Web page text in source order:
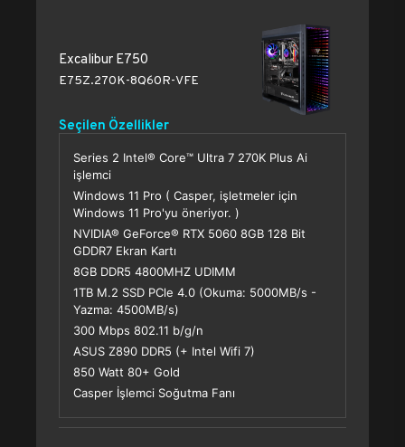
Excalibur E750
E75Z.270K-8Q60R-VFE
Seçilen Özellikler
Series 2 Intel® Core™ Ultra 7 270K Plus Ai
işlemci
Windows 11 Pro ( Casper, işletmeler için
Windows 11 Pro'yu öneriyor. )
NVIDIA® GeForce® RTX 5060 8GB 128 Bit
GDDR7 Ekran Kartı
8GB DDR5 4800MHZ UDIMM
1TB M.2 SSD PCle 4.0 (Okuma: 5000MB/s -
Yazma: 4500MB/s)
300 Mbps 802.11 b/g/n
ASUS Z890 DDR5 (+ Intel Wifi 7)
850 Watt 80+ Gold
Casper İşlemci Soğutma Fanı